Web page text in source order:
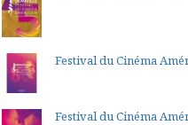
Festival du Cinéma
Festival du Cinéma